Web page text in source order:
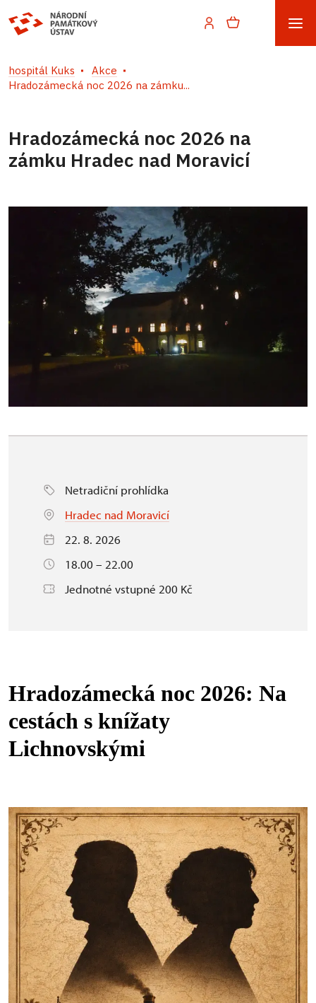
hospitál Kuks
Akce
Hradozámecká noc 2026 na zámku...
Hradozámecká noc 2026 na
zámku Hradec nad Moravicí
Netradiční prohlídka
Hradec nad Moravicí
22. 8. 2026
18.00 – 22.00
Jednotné vstupné 200 Kč
Hradozámecká noc 2026: Na
cestách s knížaty
Lichnovskými